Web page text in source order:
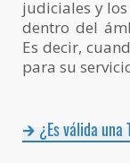
judiciales y
dentro del
Es decir,
para su
¿Es válida una